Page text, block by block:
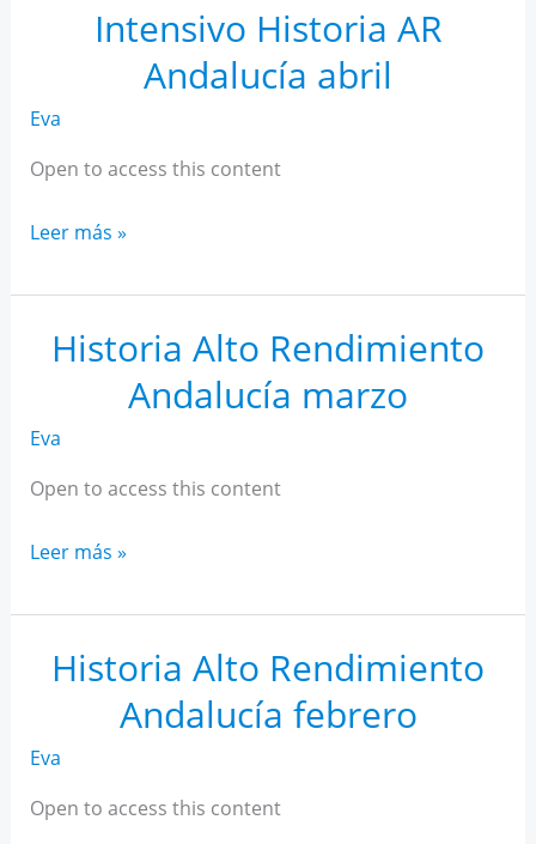
AndalucíaIntensivo Historia AR
Andalucía abril
Eva
Open to access this content
Intensivo
AR
Andalucía
abril
Leer más »
Historia Alto Rendimiento
Andalucía marzo
Eva
Open to access this content
Historia
Rendimiento
Andalucía
marzo
Leer más »
Historia Alto Rendimiento
Andalucía febrero
Eva
Open to access this content